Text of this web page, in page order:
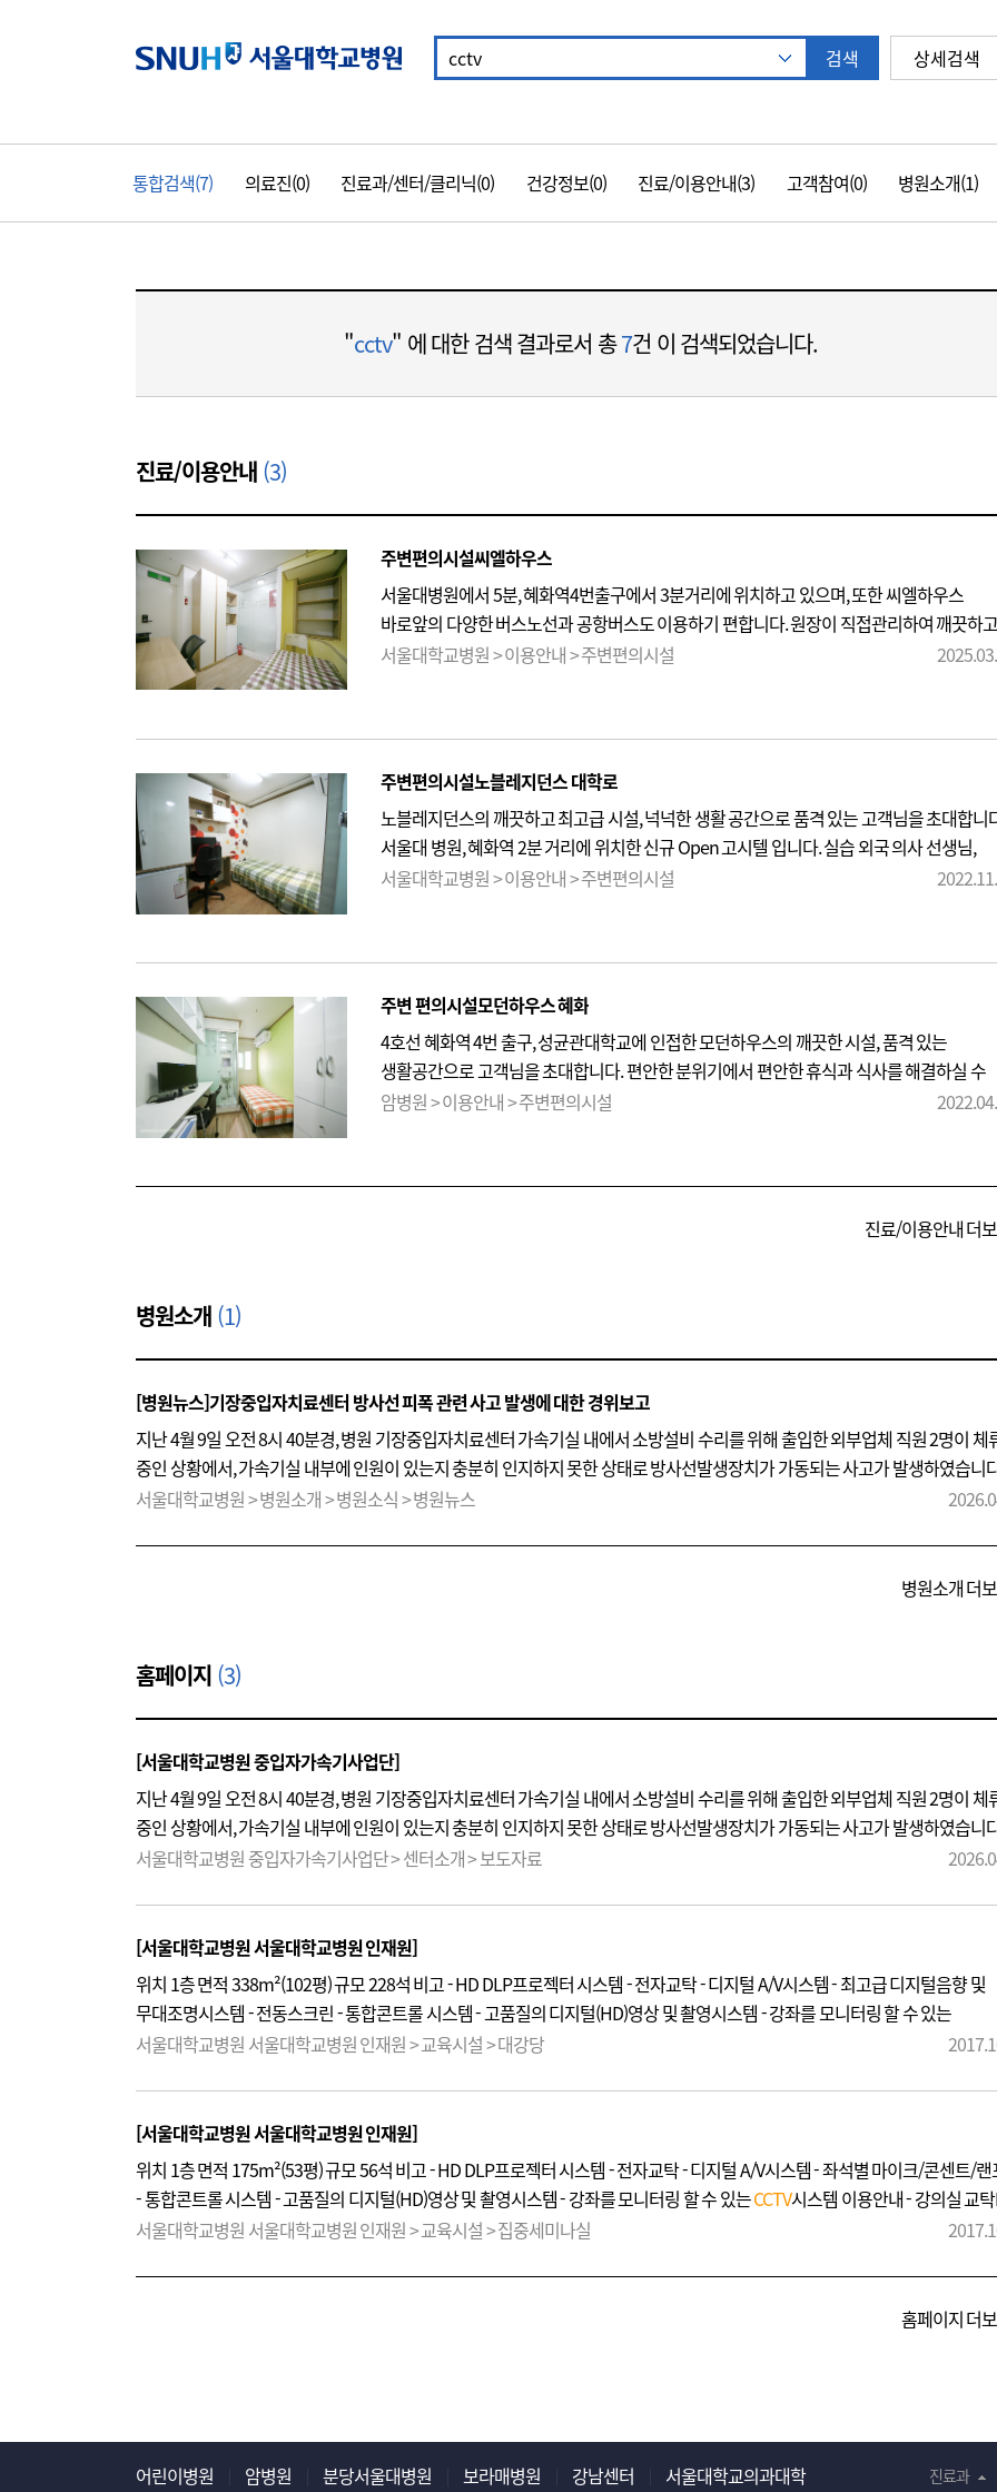
서울대학교병원 자동 추천 기능 열기
자동 추천 기능 닫기
검색 상세검색
메
통합검색(7) 의료진(0) 진료과/센터/클리닉(0) 건강정보(0) 진료/이용안내(3) 고객참여(0) 병원소개(1)
"cctv" 에 대한 검색 결과로서 총7건 이 검색되었습니다.
진료/이용안내 (3)
주변편의시설씨엘하우스
서울대병원에서 5분, 혜화역4번출구에서 3분거리에 위치하고 있으며, 또한 씨엘하우스
바로앞의 다양한 버스노선과 공항버스도 이용하기 편합니다. 원장이 직접관리하여 깨끗하고
조용하며, 방별 개별에어컨과 개별와이파이, 방별번호키 적용으로 사용에 편리합니다.CCTV
서울대학교병원 > 이용안내 > 주변편의시설
주변편의시설노블레지던스 대학로
노블레지던스의 깨끗하고 최고급 시설, 넉넉한 생활 공간으로 품격 있는 고객님을 초대합니
서울대 병원, 혜화역 2분 거리에 위치한 신규 Open 고시텔 입니다. 실습 외국 의사 선생님,
간호사 선생님 할인 환영합니다! 관리인이 24시간 상주해 있으며
서울대학교병원 > 이용안내 > 주변편의시설
주변 편의시설모던하우스 혜화
4호선 혜화역 4번 출구, 성균관대학교에 인접한 모던하우스의 깨끗한 시설, 품격 있는
생활공간으로 고객님을 초대합니다. 편안한 분위기에서 편안한 휴식과 식사를 해결하실 수
있으며, 스프링클러, 화재감지기, 관리자 상주 및
설치 등으로 안전한 생활을 누리실 수
암병원 > 이용안내 > 주변편의시설
진료/이용안내 더
병원소개 (1)
[병원뉴스]기장중입자치료센터 방사선 피폭 관련 사고 발생에 대한 경위보고
지난 4월 9일 오전 8시 40분경, 병원 기장중입자치료센터 가속기실 내에서 소방설비 수리를 위해 출입한 외부업체 직원 2명이 체
중인 상황에서, 가속기실 내부에 인원이 있는지 충분히 인지하지 못한 상태로 방사선발생장치가 가동되는 사고가 발생하였습니
사고 발생 이후CCTV를 통해 당시 이동 동선을 확인하였고, 피폭 가능성이 있는 체류 구역의 방사선량을 측정하여 간접적으로 평
하회하는 매우 낮은 수준으로, 현재까지의 평가상 건강에 유의한 영향을 미칠 가능성은 크지 않은 것으로 판단하고 있습니다. 병
피폭이 의심되는 직후 원자력안전위원회에 관련 사실을 즉시 보고하였으며, 보다 정확한 피폭선량은 추가적인 조사를 통해 확인
서울대학교병원 > 병원소개 > 병원소식 > 병원뉴스
병원소개 더
홈페이지 (3)
[서울대학교병원 중입자가속기사업단]
지난 4월 9일 오전 8시 40분경, 병원 기장중입자치료센터 가속기실 내에서 소방설비 수리를 위해 출입한 외부업체 직원 2명이 체
중인 상황에서, 가속기실 내부에 인원이 있는지 충분히 인지하지 못한 상태로 방사선발생장치가 가동되는 사고가 발생하였습니
사고 발생 이후CCTV를 통해 당시 이동 동선을 확인하였고, 피폭 가능성이 있는 체류 구역의 방사선량을 측정하여 간접적으로 평
하회하는 매우 낮은 수준으로, 현재까지의 평가상 건강에 유의한 영향을 미칠 가능성은 크지 않은 것으로 판단하고 있습니다. 병
피폭이 의심되는 직후 원자력안전위원회에 관련 사실을 즉시 보고하였으며, 보다 정확한 피폭선량은 추가적인 조사를 통해 확인할
예정입니다. 향후 동일한 상황이 재발하지 않도록 사고 원인을 면밀히 조사하고, 출입통제 및 안전확인 절차를 포함한 관련
방사선안전관리체계를 재점검하겠습니다.
서울대학교병원 중입자가속기사업단 > 센터소개 > 보도자료
[서울대학교병원 서울대학교병원 인재원]
위치 1층 면적 338m²(102평) 규모 228석 비고 - HD DLP프로젝터 시스템 - 전자교탁 - 디지털 A/V시스템 - 최고급 디지털음향 및
무대조명시스템 - 전동스크린 - 통합콘트롤 시스템 - 고품질의 디지털(HD)영상 및 촬영시스템 - 강좌를 모니터링 할 수 있는
CCTV시스템 이용안내 - 강의실 교탁PC 및 강사실PC 사용 시 불필요한 프로그램 설치는 삼가주시기 바라며, 사용이 끝난 후
이동이 필요한 경우에는 사전에 인재원과 협의하여 주시기 바랍니다. 이용시 유의사항 모두가 사용하는 공동시설로 깨끗이 이용
주시기 바랍니다.
서울대학교병원 서울대학교병원 인재원 > 교육시설 > 대강당
[서울대학교병원 서울대학교병원 인재원]
위치 1층 면적 175m²(53평) 규모 56석 비고 - HD DLP프로젝터 시스템 - 전자교탁 - 디지털 A/V시스템 - 좌석별 마이크/콘센트/
- 통합콘트롤 시스템 - 고품질의 디지털(HD)영상 및 촬영시스템 - 강좌를 모니터링 할 수 있는CCTV시스템 이용안내 - 강의실 교
및 강사실PC 사용 시 불필요한 프로그램 설치는 삼가주시기 바라며, 사용이 끝난 후 설치하였던 프로그램 및 파일을 삭제하여주
주시기 바랍니다. 이용시 유의사항 모두가 사용하는 공동시설로 깨끗이 이용해 주시기 바랍니다.
서울대학교병원 서울대학교병원 인재원 > 교육시설 > 집중세미나실
홈페이지 더
어린이병원 암병원 분당서울대병원 보라매병원 강남센터 서울대학교의과대학 진료과